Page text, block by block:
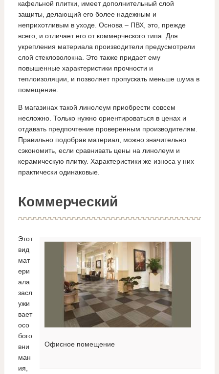
кафельной плитки, имеет дополнительный слой
защиты, делающий его более надежным и
неприхотливым в уходе. Основа – ПВХ, это, прежде
всего, и отличает его от коммерческого типа. Для
укрепления материала производители предусмотрели
слой стекловолокна. Это также придает ему
повышенные характеристики прочности и
теплоизоляции, и позволяет пропускать меньше шума в
помещение.
В магазинах такой линолеум приобрести совсем
несложно. Только нужно ориентироваться в ценах и
отдавать предпочтение проверенным производителям.
Правильно подобрав материал, можно значительно
сэкономить, если сравнивать цены на линолеум и
керамическую плитку. Характеристики же износа у них
практически одинаковые.
Коммерческий
Офисное помещение
Этот
вид
мат
ери
ала
засл
ужи
вает
осо
бого
вни
ман
ия,